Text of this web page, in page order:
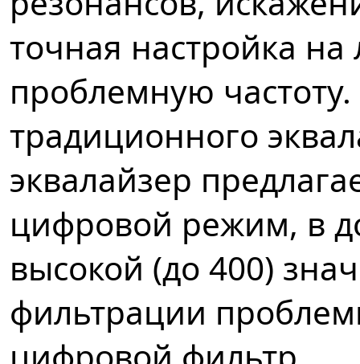
точная настройка
проблемную
традиционного
эквалайзер
цифровой режим, в
высокой (до 400)
фильтрации